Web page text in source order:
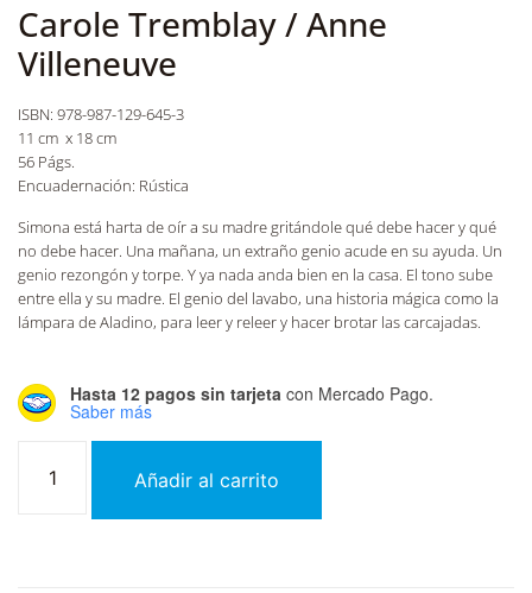
Carole Tremblay / Anne
Villeneuve
ISBN: 978-987-129-645-3
11 cm x 18 cm
56 Págs.
Encuadernación: Rústica
Simona está harta de oír a su madre gritándole qué debe hacer y qué
no debe hacer. Una mañana, un extraño genio acude en su ayuda. Un
genio rezongón y torpe. Y ya nada anda bien en la casa. El tono sube
entre ella y su madre. El genio del lavabo, una historia mágica como la
lámpara de Aladino, para leer y releer y hacer brotar las carcajadas.
Hasta 12 pagos sin tarjeta con Mercado Pago.
Saber más
Añadir al carrito